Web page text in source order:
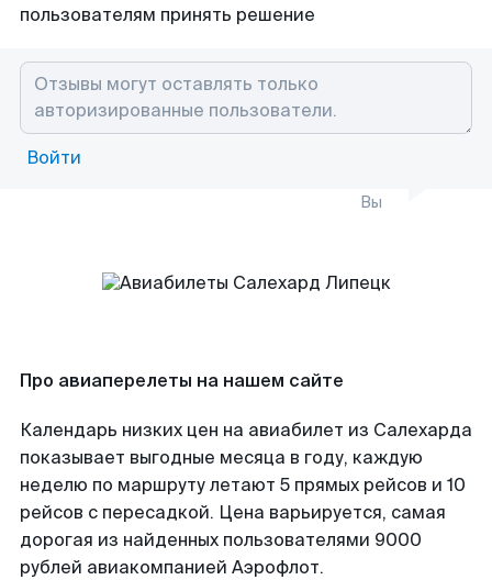
пользователям принять решение
Войти
Вы
Про авиаперелеты на нашем сайте
Календарь низких цен на авиабилет из Салехарда
показывает выгодные месяца в году, каждую
неделю по маршруту летают 5 прямых рейсов и 10
рейсов с пересадкой. Цена варьируется, самая
дорогая из найденных пользователями 9000
рублей авиакомпанией Аэрофлот.